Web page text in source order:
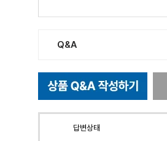
Q&A
답변상태